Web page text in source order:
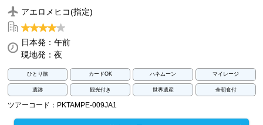
アエロメヒコ(指定)
日本発：午前
現地発：夜
ひとり旅 カードOK ハネムーン マイレージ
遺跡 観光付き 世界遺産 全朝食付
ツアーコード：PKTAMPE-009JA1